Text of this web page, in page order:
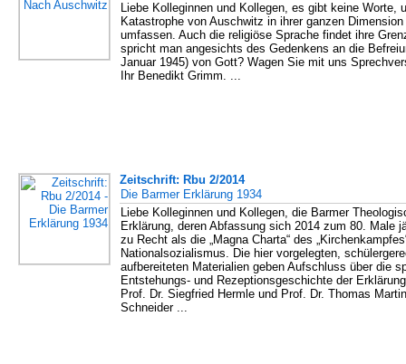
Liebe Kolleginnen und Kollegen, es gibt keine Worte,
Katastrophe von Auschwitz in ihrer ganzen
umfassen. Auch die religiöse Sprache findet ihre
spricht man angesichts des Gedenkens an die
Januar 1945) von Gott? Wagen Sie mit uns
Ihr Benedikt Grimm. ...
Zeitschrift: Rbu 2/2014
Die Barmer Erklärung 1934
Liebe Kolleginnen und Kollegen, die Barmer
Erklärung, deren Abfassung sich 2014 zum 80. Male
zu Recht als die „Magna Charta“ des
Nationalsozialismus. Die hier vorgelegten,
aufbereiteten Materialien geben Aufschluss über die
Entstehungs- und Rezeptionsgeschichte der
Prof. Dr. Siegfried Hermle und Prof. Dr. Thomas Martin
Schneider ...